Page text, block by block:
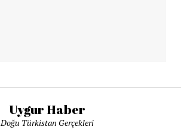
Uygur Haber
Doğu Türkistan Gerçekleri